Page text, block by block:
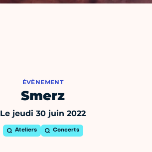
ÉVÈNEMENT
Smerz
Le jeudi 30 juin 2022
Ateliers Concerts